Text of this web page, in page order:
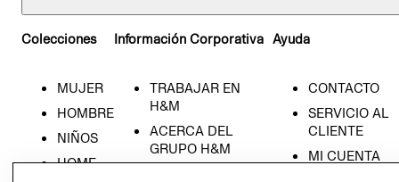
Colecciones
MUJER
HOMBRE
NIÑOS
HOME
Información Corporativa
TRABAJAR EN
H&M
ACERCA DEL
GRUPO H&M
Ayuda
CONTACTO
SERVICIO AL
CLIENTE
MI CUENTA